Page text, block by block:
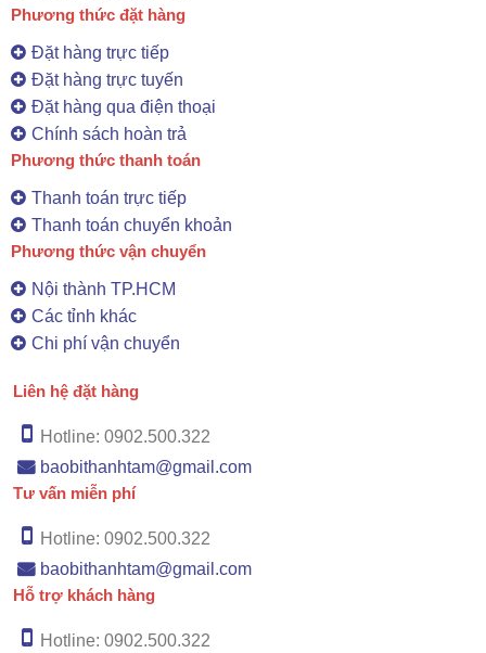
Phương thức đặt hàng
Đặt hàng trực tiếp
Đặt hàng trực tuyến
Đặt hàng qua điện thoại
Chính sách hoàn trả
Phương thức thanh toán
Thanh toán trực tiếp
Thanh toán chuyển khoản
Phương thức vận chuyển
Nội thành TP.HCM
Các tỉnh khác
Chi phí vận chuyển
Liên hệ đặt hàng
Hotline: 0902.500.322
baobithanhtam@gmail.com
Tư vấn miễn phí
Hotline: 0902.500.322
baobithanhtam@gmail.com
Hỗ trợ khách hàng
Hotline: 0902.500.322